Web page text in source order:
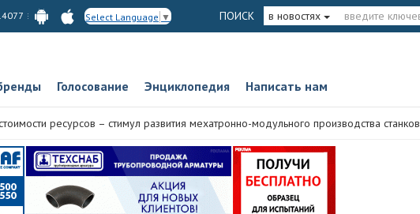
Select Language ▼ ПОИСК в новостях
Голосование Энциклопедия Написать нам
ресурсов – стимул развития мехатронно-модульного производства станков